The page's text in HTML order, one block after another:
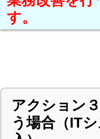
す。
アクション
う場合（IT